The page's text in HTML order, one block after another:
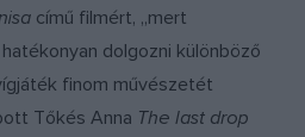
című filmért, „mert
dolgozni különböző
finom művészetét
Tőkés Anna The last drop